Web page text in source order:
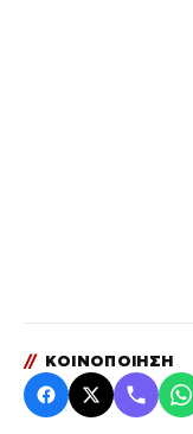
// ΚΟΙΝΟΠΟΙΗΣΗ